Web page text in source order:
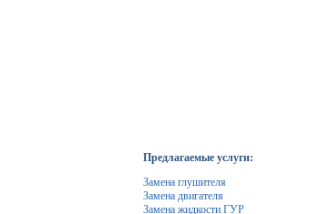
Предлагаемые услуги:
Замена глушителя
Замена двигателя
Замена жидкости ГУР